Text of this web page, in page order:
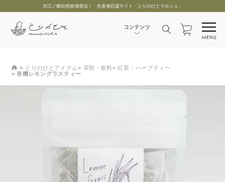
大江ノ郷自然牧場発信！ 生産者応援サイト「とりのひとマルシェ」
とりのひとアイテム 茶類・飲料
紅茶・ハーブティー
有機レモングラスティー